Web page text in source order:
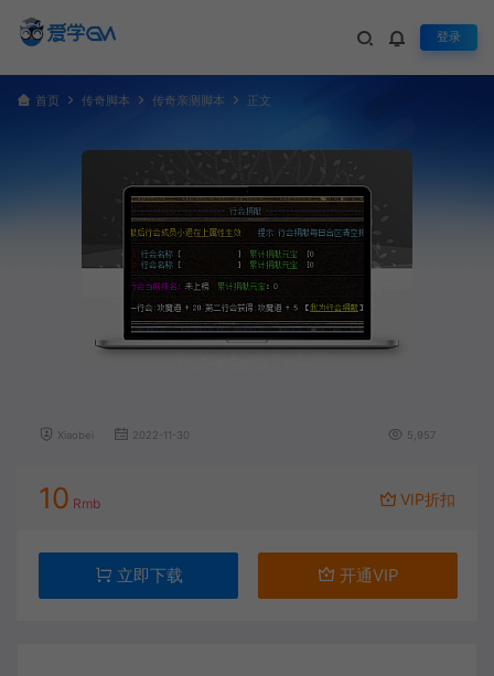
登录
首页 传奇脚本 传奇亲测脚本 正文
Xiaobei 2022-11-30 5,957
10 Rmb VIP折扣
立即下载 开通VIP